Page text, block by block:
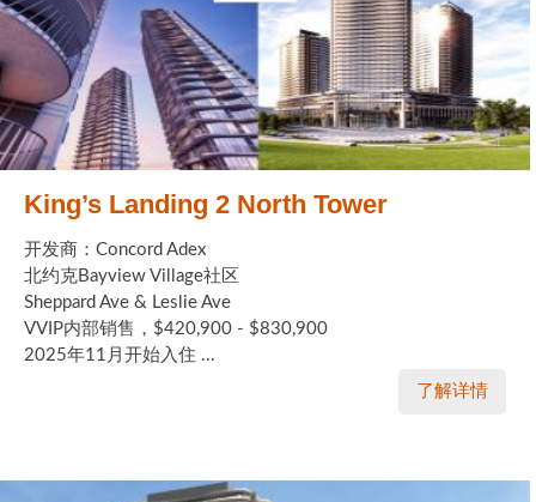
King’s Landing 2 North Tower
开发商：Concord Adex
北约克Bayview Village社区
Sheppard Ave & Leslie Ave
VVIP内部销售，$420,900 - $830,900
2025年11月开始入住 ...
了解详情